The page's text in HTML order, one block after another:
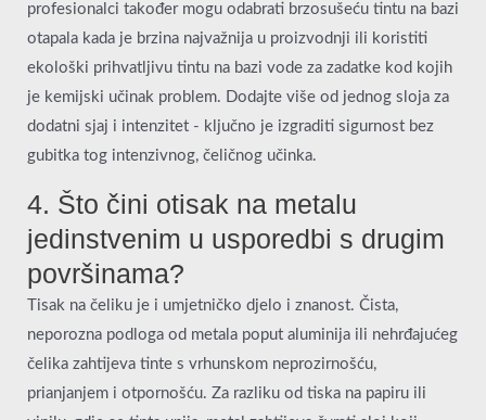
profesionalci također mogu odabrati brzosušeću tintu na bazi
otapala kada je brzina najvažnija u proizvodnji ili koristiti
ekološki prihvatljivu tintu na bazi vode za zadatke kod kojih
je kemijski učinak problem. Dodajte više od jednog sloja za
dodatni sjaj i intenzitet - ključno je izgraditi sigurnost bez
gubitka tog intenzivnog, čeličnog učinka.
4. Što čini otisak na metalu
jedinstvenim u usporedbi s drugim
površinama?
Tisak na čeliku je i umjetničko djelo i znanost. Čista,
neporozna podloga od metala poput aluminija ili nehrđajućeg
čelika zahtijeva tinte s vrhunskom neprozirnošću,
prianjanjem i otpornošću. Za razliku od tiska na papiru ili